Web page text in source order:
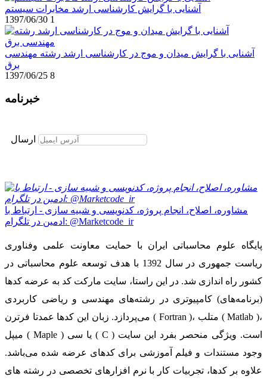
آشنایی با گرایش کارشناسی ارشد مخابرات سیستم
1397/06/30 1
آشنایی با گرایش میدان و موج در کارشناسی ارشد رشته مهندسی
برق
1397/06/25 8
خبرنامه
ارسال
مشاوره، اصلاح، انجام پروژه، کدنویسی و شبیه سازی - ارتباط با
ادمین در تلگرام: @Marketcode_ir
پایگاه علوم محاسباتی ایران با حمایت معاونت علمی وفناوری
ریاست جمهوری در سال 1392 با هدف توسعه علوم محاسباتی در
کشور راه اندازی شد. در این راستا، سایت مارکت کد به عرضه کدها
(برنامه‌های) کامپیوتری در رشته‌های مهندسی و ریاضی کاربردی
می‌پردازد. زبان این کدها عمدتا فرترن ( Fortran )، متلب ( Matlab )،
میپل ( Maple ) یا سی ( C ) است. ویژگی منحصر بفرد این سایت
وجود مستندات و فیلم آموزشی برای کدهای عرضه شده می‌باشد.
علاوه بر کدها، تجربیات کار با نرم افزارهای تخصصی در رشته های